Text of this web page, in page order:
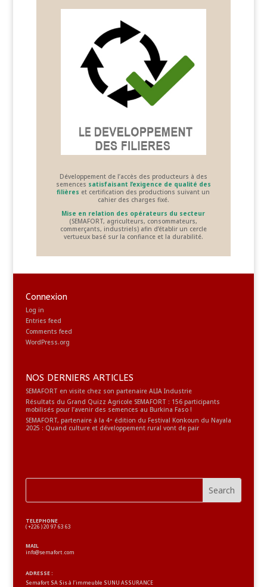
Développement de l’accès des producteurs à des
semences satisfaisant l’exigence de qualité des
filières et certification des productions suivant un
cahier des charges fixé.
Mise en relation des opérateurs du secteur
(SEMAFORT, agriculteurs, consommateurs,
commerçants, industriels) afin d’établir un cercle
vertueux basé sur la confiance et la durabilité.
Connexion
Log in
Entries feed
Comments feed
WordPress.org
NOS DERNIERS ARTICLES
SEMAFORT en visite chez son partenaire ALIA Industrie
Résultats du Grand Quizz Agricole SEMAFORT : 156 participants
mobilisés pour l’avenir des semences au Burkina Faso !
SEMAFORT, partenaire à la 4ᵉ édition du Festival Konkoun du Nayala
2025 : Quand culture et développement rural vont de pair
TELEPHONE
( +226 ) 20 97 63 63
MAIL
info@semafort.com
ADRESSE :
Semafort SA Sis à l’immeuble SUNU ASSURANCE